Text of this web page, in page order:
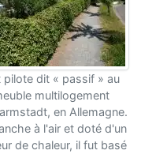
pilote dit « passif » au
multilogement
en Allemagne.
à l'air et doté d'un
de chaleur, il fut basé